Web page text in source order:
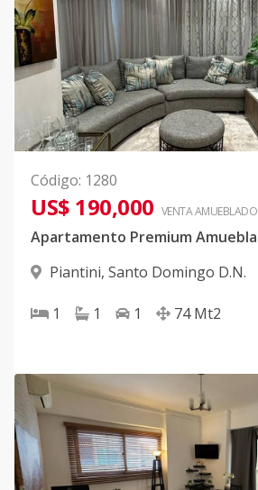
Código: 1280
US$ 190,000 VENTA AMUEBLADO
Piantini, Santo Domingo D.N.
1 1 1 74 Mt2